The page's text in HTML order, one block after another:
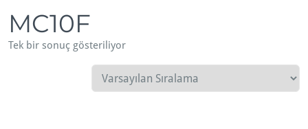
MC10F
Tek bir sonuç gösteriliyor